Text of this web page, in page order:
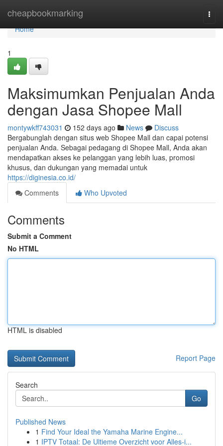
cheapbookmarking
Home
Home
1
Maksimumkan Penjualan Anda
dengan Jasa Shopee Mall
montywkff743031 152 days ago News
Discuss
Bergabunglah dengan situs web Shopee Mall dan capai potensi
penjualan Anda. Sebagai pedagang di Shopee Mall, Anda akan
mendapatkan akses ke pelanggan yang lebih luas, promosi
khusus, dan dukungan yang memadai untuk
https://diginesia.co.id/
Comments
Who Upvoted
Comments
Submit a Comment
No HTML
HTML is disabled
Report Page
Search
Go
Published News
1 Find Your Ideal the Yamaha Marine Engine...
1 IPTV Totaal: De Ultieme Overzicht voor Alles-i...